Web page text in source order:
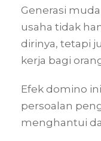
Generasi
usaha tidak
dirinya, tetapi
kerja bagi
Efek domino
persoalan
menghantui